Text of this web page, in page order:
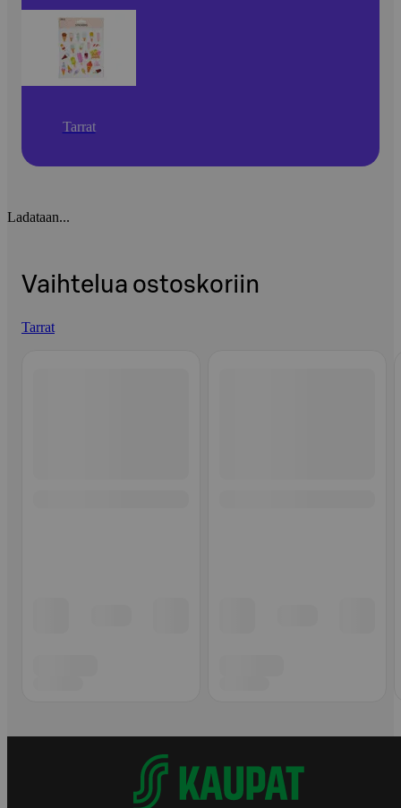
Tarrat
Ladataan...
Vaihtelua ostoskoriin
Tarrat